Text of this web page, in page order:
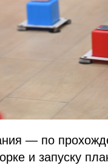
— по
и запуску